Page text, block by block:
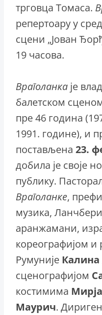
трговца Томаса.
репертоару у
сцени „Јован
19 часова.
Враголанка је
балетском
пре 46 година
1991. године), и
постављена 23.
добила је своје
публику.
Враголанке,
музика,
аранжамани,
кореографијом и
Румуније Калина
сценографијом
костимима
Маурич.